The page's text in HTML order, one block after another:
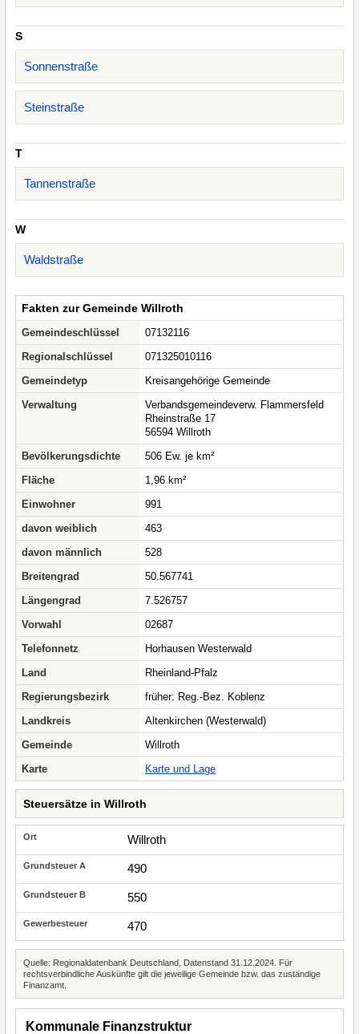
S
Sonnenstraße
Steinstraße
T
Tannenstraße
W
Waldstraße
Fakten zur Gemeinde Willroth
Gemeindeschlüssel
07132116
Regionalschlüssel
071325010116
Gemeindetyp
Kreisangehörige Gemeinde
Verwaltung
Verbandsgemeindeverw. Flammersfeld
Rheinstraße 17
56594 Willroth
Bevölkerungsdichte
506 Ew. je km²
Fläche
1,96 km²
Einwohner
991
davon weiblich
463
davon männlich
528
Breitengrad
50.567741
Längengrad
7.526757
Vorwahl
02687
Telefonnetz
Horhausen Westerwald
Land
Rheinland-Pfalz
Regierungsbezirk
früher: Reg.-Bez. Koblenz
Landkreis
Altenkirchen (Westerwald)
Gemeinde
Willroth
Karte
Karte und Lage
Steuersätze in Willroth
Willroth
490
550
470
Quelle: Regionaldatenbank Deutschland, Datenstand 31.12.2024. Für
rechtsverbindliche Auskünfte gilt die jeweilige Gemeinde bzw. das zuständige
Finanzamt.
Kommunale Finanzstruktur